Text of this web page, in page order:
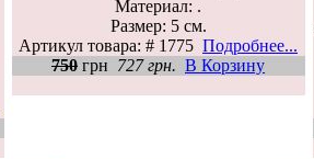
Материал: .
Размер: 5 см.
Артикул товара: # 1775 Подробнее...
750 грн 727 грн. В Корзину